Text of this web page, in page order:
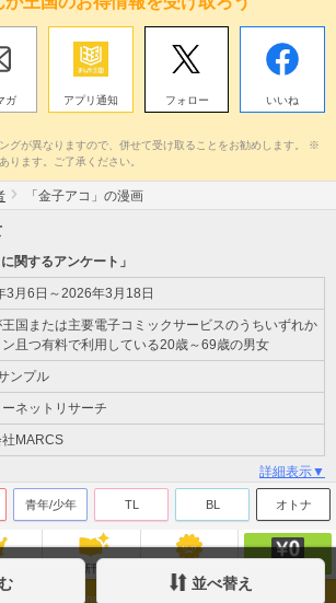
ガ アプリ通知 フォロー いいね
グが異なりますので、併せて受け取ることをお勧めします。 ※
ります。ご了承ください。
「金子アコ」の漫画
並べ替え
関するアンケート」
3月6日～2026年3月18日
王国または主要電子コミックサービスのうちいずれか
ン且つ有料で利用している20歳～69歳の男女
ンプル
ネットリサーチ
MARCS
詳細表示▼
青年/少年 TL BL オトナ
新刊
Inc. All Rights Reserved.